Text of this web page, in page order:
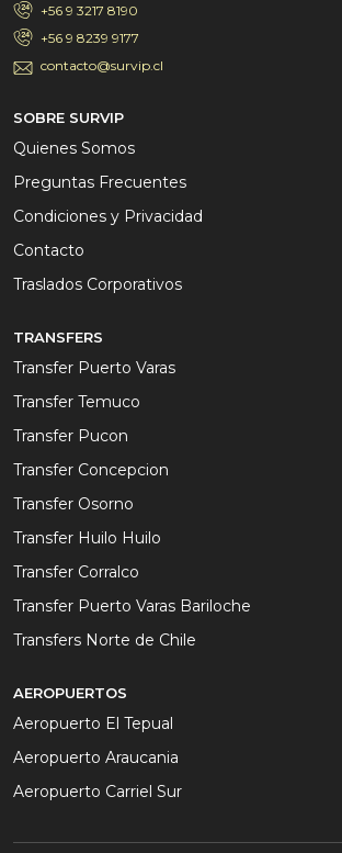
+56 9 3217 8190
+56 9 8239 9177
contacto@survip.cl
SOBRE SURVIP
Quienes Somos
Preguntas Frecuentes
Condiciones y Privacidad
Contacto
Traslados Corporativos
TRANSFERS
Transfer Puerto Varas
Transfer Temuco
Transfer Pucon
Transfer Concepcion
Transfer Osorno
Transfer Huilo Huilo
Transfer Corralco
Transfer Puerto Varas Bariloche
Transfers Norte de Chile
AEROPUERTOS
Aeropuerto El Tepual
Aeropuerto Araucania
Aeropuerto Carriel Sur